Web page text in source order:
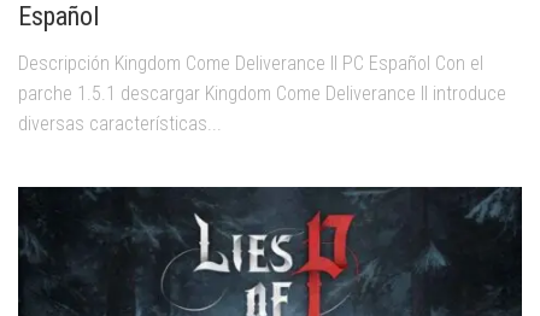
Español
Descripción Kingdom Come Deliverance II PC Español Con el
parche 1.5.1 descargar Kingdom Come Deliverance II introduce
diversas características...